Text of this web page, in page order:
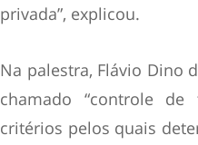
privada”, explicou.
Na palestra, Flávio Dino
chamado “controle de
critérios pelos quais